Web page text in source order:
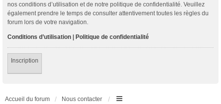
nos conditions d’utilisation et de notre politique de confidentialité. Veuillez
également prendre le temps de consulter attentivement toutes les règles du
forum lors de votre navigation.
Conditions d’utilisation | Politique de confidentialité
Inscription
Accueil du forum Nous contacter